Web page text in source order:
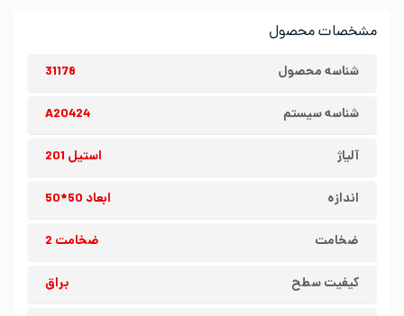
مشخصات محصول
شناسه محصول 31178
شناسه سیستم A20424
آلیاژ استیل 201
اندازه ابعاد 50*50
ضخامت ضخامت 2
کیفیت سطح براق